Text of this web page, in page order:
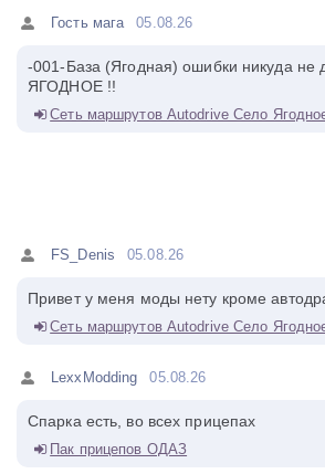
Гость мага 05.08.26
-001-База (Ягодная) ошибки никуда не
ЯГОДНОЕ !!
Сеть маршрутов Autodrive Село
FS_Denis 05.08.26
Привет у меня моды нету кроме
Сеть маршрутов Autodrive Село
LexxModding 05.08.26
Спарка есть, во всех прицепах
Пак прицепов ОДАЗ